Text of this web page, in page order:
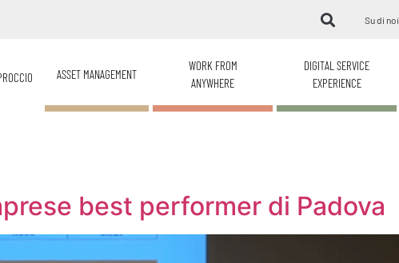
Su di noi
ASSET MANAGEMENT
WORK FROM
ANYWHERE
DIGITAL SERVICE
EXPERIENCE
best performer di Padova